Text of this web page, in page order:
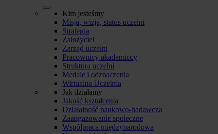
Kim jesteśmy
Misja, wizja, status uczelni
Strategia
Założyciel
Zarząd uczelni
Pracownicy akademiccy
Struktura uczelni
Medale i odznaczenia
Wirtualna Uczelnia
Jak działamy
Jakość kształcenia
Działalność naukowo-badawcza
Zaangażowanie społeczne
Współpraca międzynarodowa